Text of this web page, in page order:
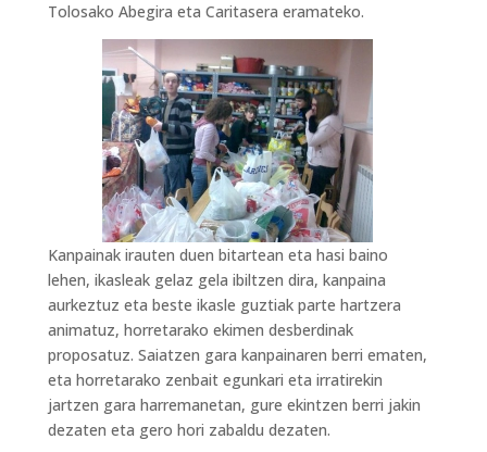
Tolosako Abegira eta Caritasera eramateko.
Kanpainak irauten duen bitartean eta hasi baino
lehen, ikasleak gelaz gela ibiltzen dira, kanpaina
aurkeztuz eta beste ikasle guztiak parte hartzera
animatuz, horretarako ekimen desberdinak
proposatuz. Saiatzen gara kanpainaren berri ematen,
eta horretarako zenbait egunkari eta irratirekin
jartzen gara harremanetan, gure ekintzen berri jakin
dezaten eta gero hori zabaldu dezaten.